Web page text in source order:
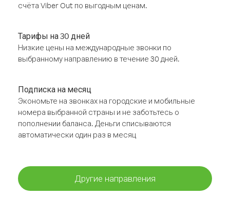
счёта Viber Out по выгодным ценам.
Тарифы на 30 дней
Низкие цены на международные звонки по
выбранному направлению в течение 30 дней.
Подписка на месяц
Экономьте на звонках на городские и мобильные
номера выбранной страны и не заботьтесь о
пополнении баланса. Деньги списываются
автоматически один раз в месяц
Другие направления